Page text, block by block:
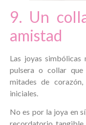
9. Un
amistad
Las joyas simbólicas
pulsera o collar que
mitades de
iniciales.
No es por la joya en